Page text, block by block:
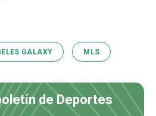
GALAXY MLS
de Deportes